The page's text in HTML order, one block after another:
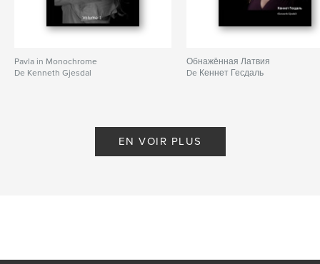
Pavla in Monochrome
De Kenneth Gjesdal
Обнажённая Латвия
De Кеннет Гесдаль
EN VOIR PLUS